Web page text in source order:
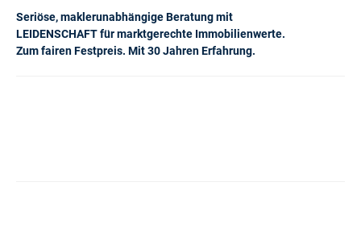
Seriöse, maklerunabhängige Beratung mit
LEIDENSCHAFT für marktgerechte Immobilienwerte.
Zum fairen Festpreis. Mit 30 Jahren Erfahrung.